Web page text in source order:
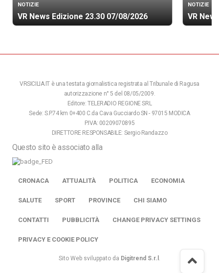
NOTIZIE
VR News Edizione 23.30 07/08/2026
NOTIZIE
VR
VRSICILIA.IT è una testata giornalistica registrata al Tribunale di Ragusa
autorizzazione n° 5 del 08/05/2009.
Editore: TELERADIO REGIONE SRL
Sede: S.P.74 km 0+400 C.da Cava Gucciardo SN - 97015 MODICA
P.IVA: 00209070895
DIRETTORE RESPONSABILE: Sergio Randazzo
Questo sito è associato alla
CRONACA ATTUALITÀ POLITICA ECONOMIA
SALUTE SPORT PROVINCE CHI SIAMO
CONTATTI PUBBLICITÀ CHANGE PRIVACY SETTINGS
PRIVACY E COOKIE POLICY
Sito Web sviluppato da Digitrend S.r.l .